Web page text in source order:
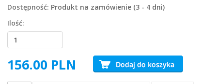
Dostępność: Produkt na zamówienie (3 - 4 dni)
Ilość:
156.00 PLN